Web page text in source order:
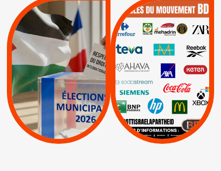
MUNICIPALES 2026 :
JE VOTE POUR LE
RESPECT DU DROIT
INTERNATIONAL EN
PALESTINE
APPELS | Actus |
Espaces Sans
Apartheid
| Lettres d'interpellation
Pétitions
QUE BOYCOTTER ?
BOYCOTT /
AXA BNP | CAF |
Carrefour | HP |
Keter |
Livres et brochures |
Mehadrin | PUMA
Sodastream |
Visuels, tracts,
affiches,...